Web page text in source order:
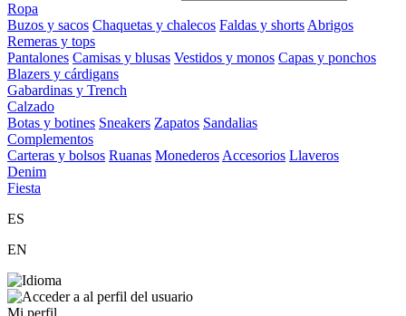
Ropa
Buzos y sacos Chaquetas y chalecos Faldas y shorts Abrigos
Remeras y tops
Pantalones Camisas y blusas Vestidos y monos Capas y ponchos
Blazers y cárdigans
Gabardinas y Trench
Calzado
Botas y botines Sneakers Zapatos Sandalias
Complementos
Carteras y bolsos Ruanas Monederos Accesorios Llaveros
Denim
Fiesta
ES
EN
Mi perfil